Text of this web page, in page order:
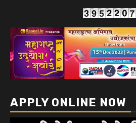
APPLY ONLINE NOW